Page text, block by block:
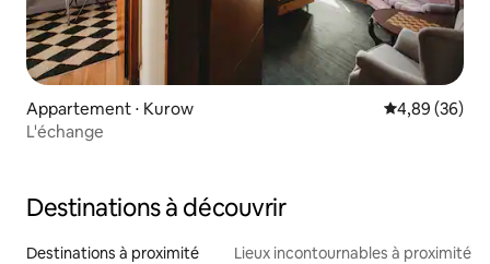
Appartement ⋅ Kurow Évaluation
4,89 (36)
L'échange
Destinations à découvrir
Destinations à proximité Lieux incontournables à proximité